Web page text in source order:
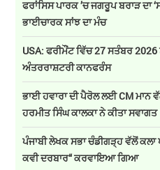
ਫਰਾਂਸਿਸ ਪਾਰਕ ’ਚ ਜਗਰੂਪ ਬਰਾੜ ਦਾ
ਭਾਈਚਾਰਕ ਸਾਂਝ ਦਾ ਮੰਚ
USA: ਫਰੀਮੌਂਟ ਵਿੱਚ 27 ਸਤੰਬਰ 2026
ਅੰਤਰਰਾਸ਼ਟਰੀ ਕਾਨਫਰੰਸ
ਭਾਈ ਹਵਾਰਾ ਦੀ ਪੈਰੋਲ ਲਈ CM ਮਾਨ
ਹਰਮੀਤ ਸਿੰਘ ਕਾਲਕਾ ਨੇ ਕੀਤਾ ਸਵਾਗਤ
ਪੰਜਾਬੀ ਲੇਖਕ ਸਭਾ ਚੰਡੀਗੜ੍ਹ ਵੱਲੋਂ
ਕਵੀ ਦਰਬਾਰ“ ਕਰਵਾਇਆ ਗਿਆ